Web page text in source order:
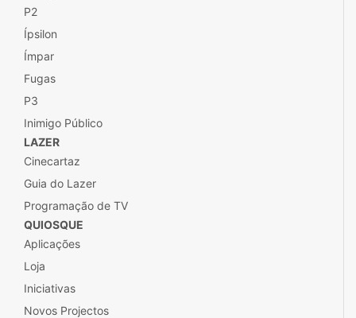
P2
Ípsilon
Ímpar
Fugas
P3
Inimigo Público
LAZER
Cinecartaz
Guia do Lazer
Programação de TV
QUIOSQUE
Aplicações
Loja
Iniciativas
Novos Projectos